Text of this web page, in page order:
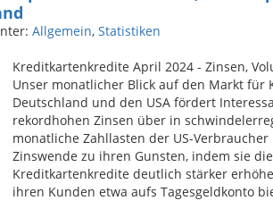
Allgemein, Statistiken
Kreditkartenkredite April 2024 - Zinsen,
Unser monatlicher Blick auf den Markt für
Deutschland und den USA fördert
rekordhohen Zinsen über in
monatliche Zahllasten der US-
Zinswende zu ihren Gunsten, indem sie
Kreditkartenkredite deutlich stärker
ihren Kunden etwa aufs Tagesgeldkonto